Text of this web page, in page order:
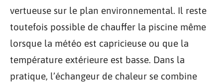
vertueuse sur le plan environnemental. Il reste
toutefois possible de chauffer la piscine même
lorsque la météo est capricieuse ou que la
température extérieure est basse. Dans la
pratique, l’échangeur de chaleur se combine